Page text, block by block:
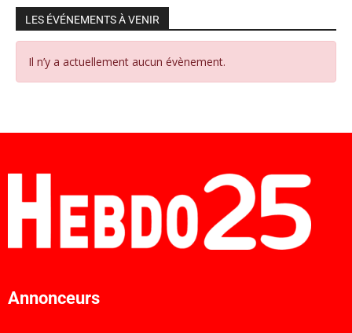
LES ÉVÉNEMENTS À VENIR
Il n’y a actuellement aucun évènement.
Annonceurs